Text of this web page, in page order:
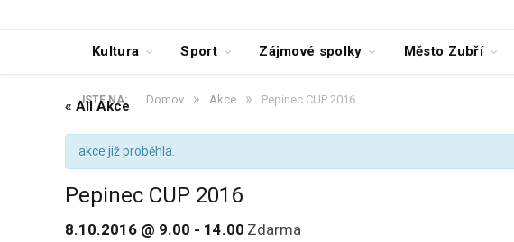
Kultura Sport Zájmové spolky Město Zubří
JSTE NA: Domov » Akce » Pepinec CUP 2016
« All Akce
akce již proběhla.
Pepinec CUP 2016
8.10.2016 @ 9.00 - 14.00 Zdarma